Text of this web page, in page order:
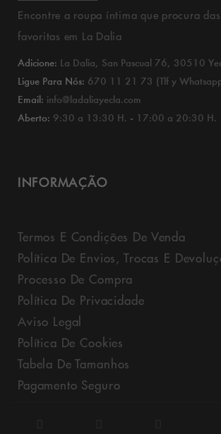
Encontre a roupa íntima que procura
favoritas em La Dalia
Adicione: La Dalia, San Pascual 76, 30510
Ligue Para Nós: 670 11 21 73 (Tlf y
Email: info@ladaliayecla.com
Aberto: 9:30 a 13:30 H. - 17:00 a 20:30 H.
INFORMAÇÃO
Termos E Condições De Venda
Política De Envios, Trocas E
Processo De Compra
Política De Privacidade
Aviso Legal
Política De Cookies
Tabela De Tamanhos
Pagamento Seguro